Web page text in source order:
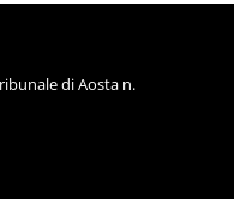
di Aosta n.